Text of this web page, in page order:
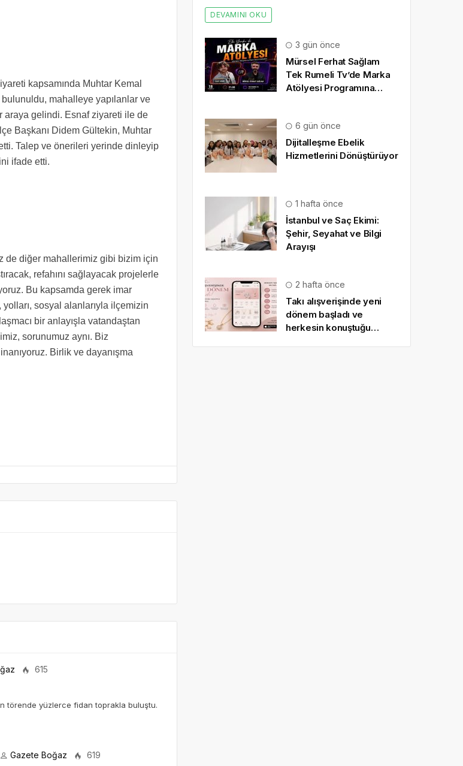
kapsamında Muhtar Kemal
bulunuldu, mahalleye yapılanlar ve
araya gelindi. Esnaf ziyareti ile de
Başkanı Didem Gültekin, Muhtar
Talep ve önerileri yerinde dinleyip
ifade etti.
de diğer mahallerimiz gibi bizim için
refahını sağlayacak projelerle
Bu kapsamda gerek imar
yolları, sosyal alanlarıyla ilçemizin
bir anlayışla vatandaştan
sorunumuz aynı. Biz
Birlik ve dayanışma
615
törende yüzlerce fidan toprakla buluştu.
Gazete Boğaz 619
DEVAMINI OKU
3 gün önce
Mürsel Ferhat Sağlam
Tek Rumeli Tv’de Marka
Atölyesi Programına
6 gün önce
Dijitalleşme Ebelik
Hizmetlerini Dönüştürüyor
1 hafta önce
İstanbul ve Saç Ekimi:
Şehir, Seyahat ve Bilgi
Arayışı
2 hafta önce
Takı alışverişinde yeni
dönem başladı ve
herkesin konuştuğu